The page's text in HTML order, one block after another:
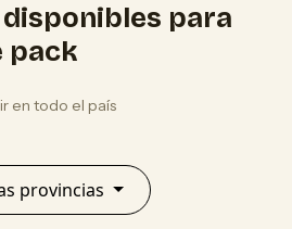
para
pack
en todo el país
las provincias